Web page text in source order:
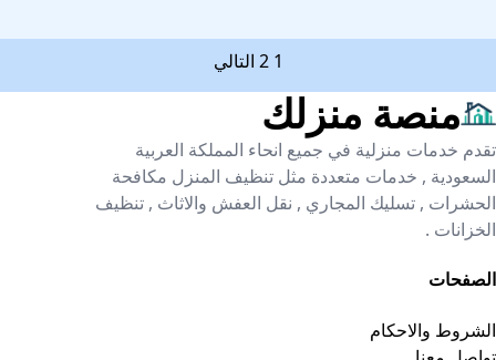
تعدد
صفحات
المقالات
1
2 التالي
منصة منزلك
تقدم خدمات منزلية في جميع انحاء المملكة العربية
السعودية , خدمات متعددة مثل تنظيف المنزل مكافحة
الحشرات , تسليك المجاري , نقل العفش والاثاث , تنظيف
الخزانات .
الصفحات
الشروط والاحكام